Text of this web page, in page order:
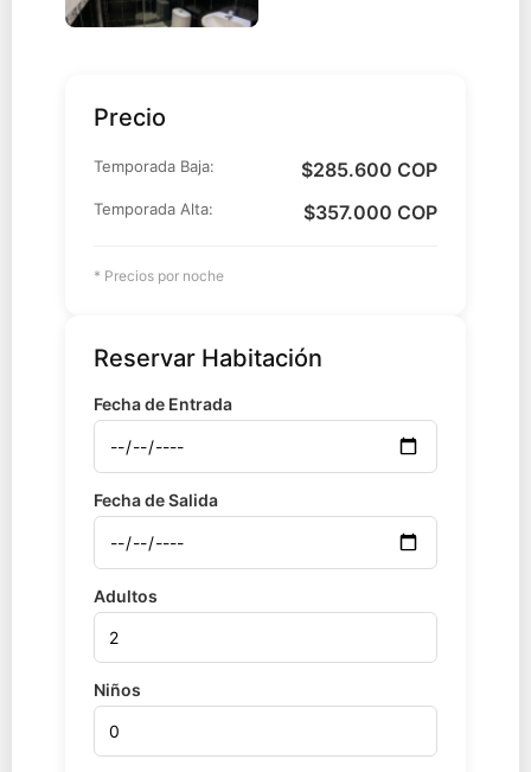
Precio
Temporada Baja: $285.600 COP
Temporada Alta: $357.000 COP
* Precios por noche
Reservar Habitación
Fecha de Entrada
Fecha de Salida
Adultos
Niños